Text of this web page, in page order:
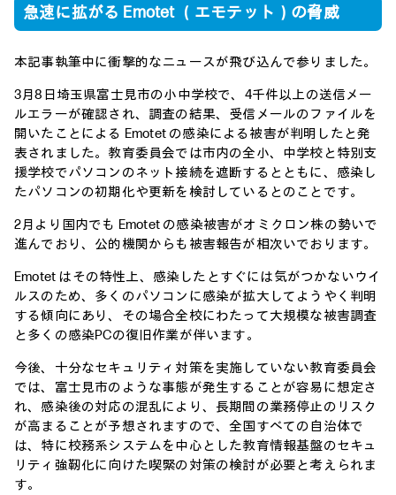
急速に拡がる Emotet （エモテット）の脅威
本記事執筆中に衝撃的なニュースが飛び込んで参りました。
3月8日埼玉県富士見市の小中学校で、4千件以上の送信メー
ルエラーが確認され、調査の結果、受信メールのファイルを
開いたことによる Emotet の感染による被害が判明したと発
表されました。教育委員会では市内の全小、中学校と特別支
援学校でパソコンのネット接続を遮断するとともに、感染し
たパソコンの初期化や更新を検討しているとのことです。
2月より国内でも Emotet の感染被害がオミクロン株の勢いで
進んでおり、公的機関からも被害報告が相次いでおります。
Emotet はその特性上、感染したとすぐには気がつかないウイ
ルスのため、多くのパソコンに感染が拡大してようやく判明
する傾向にあり、その場合全校にわたって大規模な被害調査
と多くの感染PCの復旧作業が伴います。
今後、十分なセキュリティ対策を実施していない教育委員会
では、富士見市のような事態が発生することが容易に想定さ
れ、感染後の対応の混乱により、長期間の業務停止のリスク
が高まることが予想されますので、全国すべての自治体で
は、特に校務系システムを中心とした教育情報基盤のセキュ
リティ強靭化に向けた喫緊の対策の検討が必要と考えられま
す。